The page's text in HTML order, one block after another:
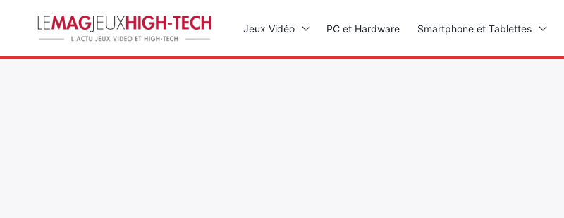
Jeux Vidéo PC et Hardware Smartphone et Tablettes